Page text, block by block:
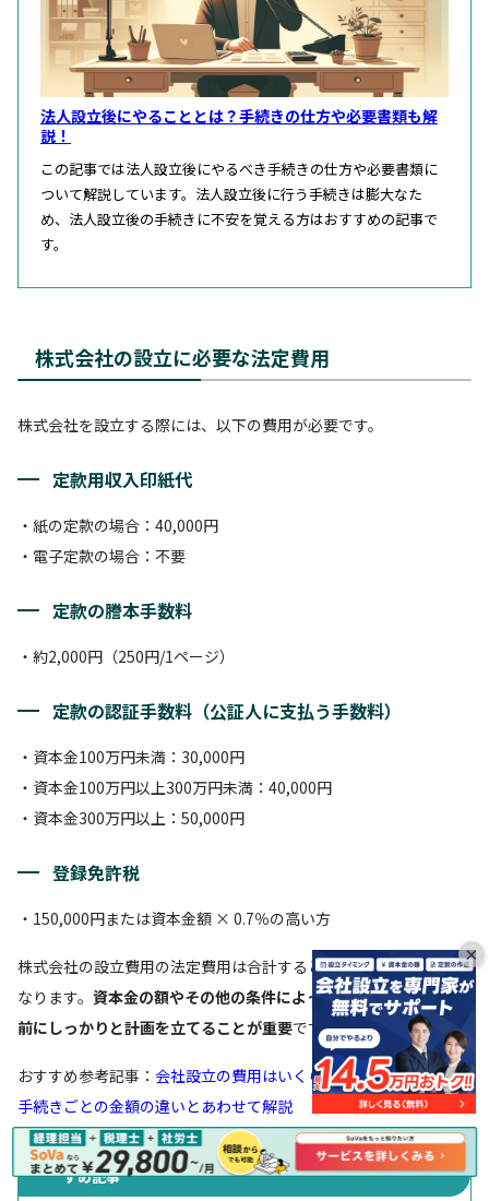
法人設立後にやることとは？手続きの仕方や必要書類も解
説！
この記事では法人設立後にやるべき手続きの仕方や必要書類に
ついて解説しています。法人設立後に行う手続きは膨大なた
め、法人設立後の手続きに不安を覚える方はおすすめの記事で
す。
株式会社の設立に必要な法定費用
株式会社を設立する際には、以下の費用が必要です。
定款用収入印紙代
・紙の定款の場合：40,000円
・電子定款の場合：不要
定款の謄本手数料
・約2,000円（250円/1ページ）
定款の認証手数料（公証人に支払う手数料）
・資本金100万円未満：30,000円
・資本金100万円以上300万円未満：40,000円
・資本金300万円以上：50,000円
登録免許税
・150,000円または資本金額 × 0.7％の高い方
株式会社の設立費用の法定費用は合計すると、約222,000円からと
なります。 資本金の額やその他の条件によって変動するため、事
前にしっかりと計画を立てることが重要です。
おすすめ参考記事： 会社設立の費用はいくらかかる？会社形態や
手続きごとの金額の違いとあわせて解説
合わせて読みたい「合同会社 役員報酬 変更」に関するおす
すめ記事
×